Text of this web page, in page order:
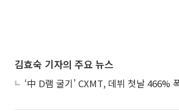
김효숙 기자의 주요 뉴스